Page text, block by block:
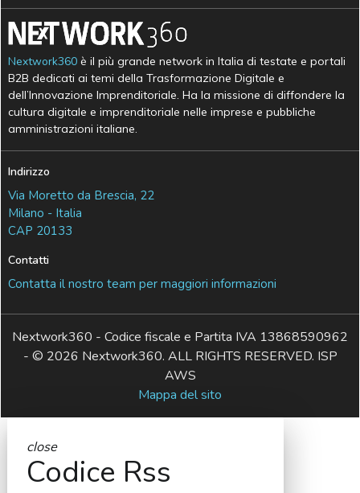
Nextwork360 è il più grande network in Italia di testate e portali
B2B dedicati ai temi della Trasformazione Digitale e
dell’Innovazione Imprenditoriale. Ha la missione di diffondere la
cultura digitale e imprenditoriale nelle imprese e pubbliche
amministrazioni italiane.
Indirizzo
Via Moretto da Brescia, 22
Milano - Italia
CAP 20133
Contatti
Contatta il nostro team per maggiori informazioni
Nextwork360 - Codice fiscale e Partita IVA 13868590962
- © 2026 Nextwork360. ALL RIGHTS RESERVED. ISP
AWS
Mappa del sito
close
Codice Rss